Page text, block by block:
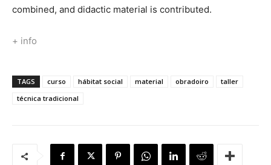
combined, and didactic material is contributed.
+ info
TAGS curso hábitat social material obradoiro
taller
técnica tradicional